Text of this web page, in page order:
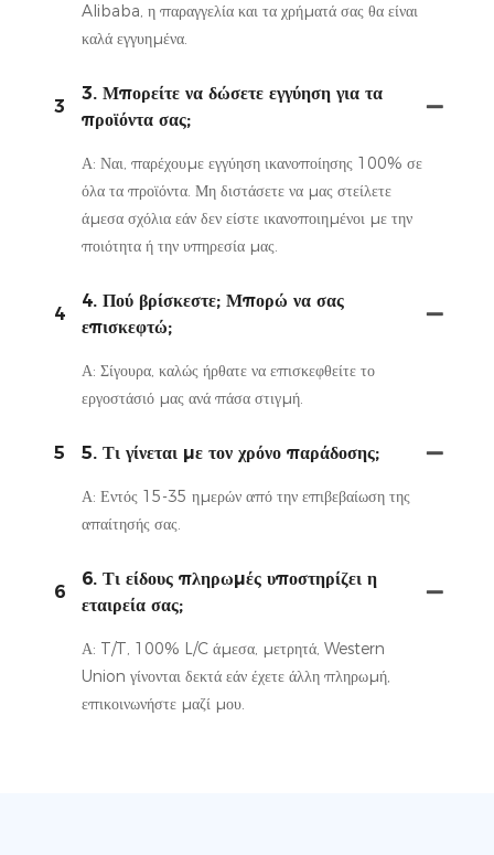
Alibaba, η παραγγελία και τα χρήματά σας θα είναι
καλά εγγυημένα.
3
3. Μπορείτε να δώσετε εγγύηση για τα
προϊόντα σας;
Α: Ναι, παρέχουμε εγγύηση ικανοποίησης 100% σε
όλα τα προϊόντα. Μη διστάσετε να μας στείλετε
άμεσα σχόλια εάν δεν είστε ικανοποιημένοι με την
ποιότητα ή την υπηρεσία μας.
4
4. Πού βρίσκεστε; Μπορώ να σας
επισκεφτώ;
Α: Σίγουρα, καλώς ήρθατε να επισκεφθείτε το
εργοστάσιό μας ανά πάσα στιγμή.
5 5. Τι γίνεται με τον χρόνο παράδοσης;
Α: Εντός 15-35 ημερών από την επιβεβαίωση της
απαίτησής σας.
6
6. Τι είδους πληρωμές υποστηρίζει η
εταιρεία σας;
Α: T/T, 100% L/C άμεσα, μετρητά, Western
Union γίνονται δεκτά εάν έχετε άλλη πληρωμή,
επικοινωνήστε μαζί μου.